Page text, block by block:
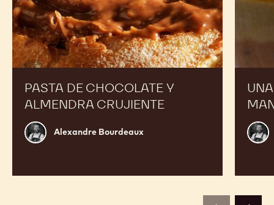
PASTA DE CHOCOLATE Y
ALMENDRA CRUJIENTE
Alexandre
Bourdeaux
Alexandre Bourdeaux